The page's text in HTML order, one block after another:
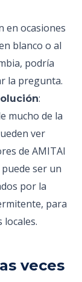
en ocasiones
blanco o al
podría
la pregunta.
:
mucho de la
ver
de AMITAI
ser un
por la
para
veces